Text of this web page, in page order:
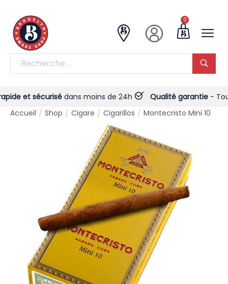
0
et sécurisédans moins de 24h Qualité garantie-
Accueil / Shop / Cigare / Cigarillos / Montecristo Mini 10